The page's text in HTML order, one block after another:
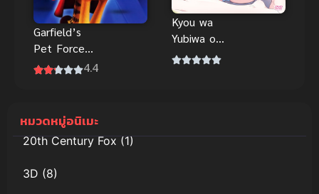
Garfield’s
Pet Force
การ์ฟิลด์
นิเมะออนไลน์
ฟรี
4.4
Kyou wa
Yubiwa o
Hazusu kara
หมวดหมู่อนิเมะ
20th Century Fox(1)
3D (8)